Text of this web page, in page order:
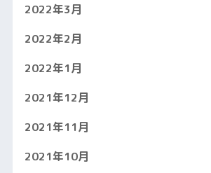
2022年3月
2022年2月
2022年1月
2021年12月
2021年11月
2021年10月